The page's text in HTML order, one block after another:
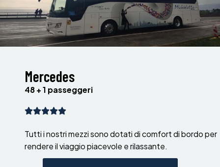
Mercedes
48 + 1 passeggeri
Tutti i nostri mezzi sono dotati di comfort di bordo per
rendere il viaggio piacevole e rilassante.